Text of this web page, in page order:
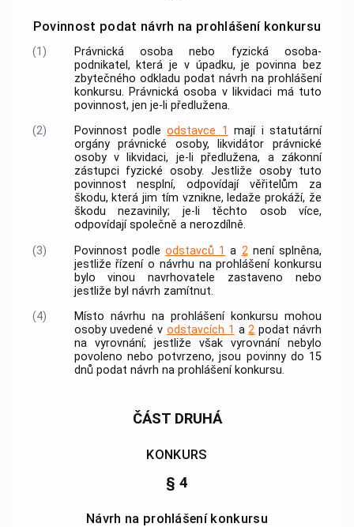
Povinnost podat návrh na prohlášení konkursu
(1)
Právnická osoba nebo fyzická osoba-
podnikatel, která je v úpadku, je povinna bez
zbytečného odkladu podat návrh na prohlášení
konkursu. Právnická osoba v likvidaci má tuto
povinnost, jen je-li předlužena.
(2)
Povinnost podleodstavce 1 mají i statutární
orgány právnické osoby, likvidátor právnické
osoby v likvidaci, je-li předlužena, a zákonní
zástupci fyzické osoby. Jestliže osoby tuto
povinnost nesplní, odpovídají věřitelům za
škodu, která jim tím vznikne, ledaže prokáží, že
škodu nezavinily; je-li těchto osob více,
odpovídají společně a nerozdílně.
(3)
Povinnost podle odstavců 1 a 2není splněna,
jestliže řízení o návrhu na prohlášení konkursu
bylo vinou navrhovatele zastaveno nebo
jestliže byl návrh zamítnut.
(4)
Místo návrhu na prohlášení konkursu mohou
osoby uvedené v odstavcích 1 a2 podat návrh
na vyrovnání; jestliže však vyrovnání nebylo
povoleno nebo potvrzeno, jsou povinny do 15
dnů podat návrh na prohlášení konkursu.
ČÁST DRUHÁ
KONKURS
§ 4
Návrh na prohlášení konkursu